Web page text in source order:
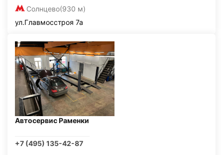
Солнцево(930 м)
ул.Главмосстроя 7а
Автосервис Раменки
+7 (495) 135-42-87